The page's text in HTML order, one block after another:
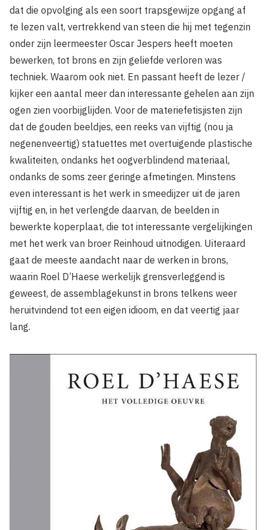
dat die opvolging als een soort trapsgewijze opgang af
te lezen valt, vertrekkend van steen die hij met tegenzin
onder zijn leermeester Oscar Jespers heeft moeten
bewerken, tot brons en zijn geliefde verloren was
techniek. Waarom ook niet. En passant heeft de lezer /
kijker een aantal meer dan interessante gehelen aan zijn
ogen zien voorbijglijden. Voor de materiefetisjisten zijn
dat de gouden beeldjes, een reeks van vijftig (nou ja
negenenveertig) statuettes met overtuigende plastische
kwaliteiten, ondanks het oogverblindend materiaal,
ondanks de soms zeer geringe afmetingen. Minstens
even interessant is het werk in smeedijzer uit de jaren
vijftig en, in het verlengde daarvan, de beelden in
bewerkte koperplaat, die tot interessante vergelijkingen
met het werk van broer Reinhoud uitnodigen. Uiteraard
gaat de meeste aandacht naar de werken in brons,
waarin Roel D’Haese werkelijk grensverleggend is
geweest, de assemblagekunst in brons telkens weer
heruitvindend tot een eigen idioom, en dat veertig jaar
lang.